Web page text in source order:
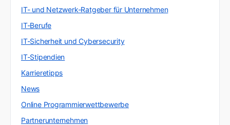
IT- und Netzwerk-Ratgeber für Unternehmen
IT-Berufe
IT-Sicherheit und Cybersecurity
IT-Stipendien
Karrieretipps
News
Online Programmierwettbewerbe
Partnerunternehmen